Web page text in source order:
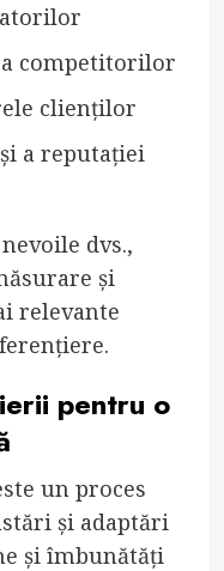
competitorilor
clienților
a reputației
dvs.,
și
relevante
pentru o
un proces
și adaptări
și îmbunătăți